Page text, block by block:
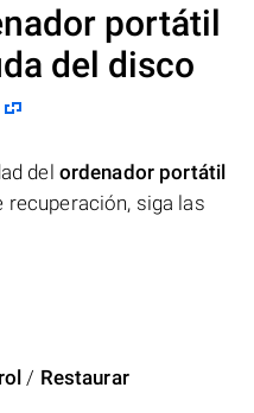
portátil
del disco
del ordenador portátil
recuperación, siga las
/ Restaurar